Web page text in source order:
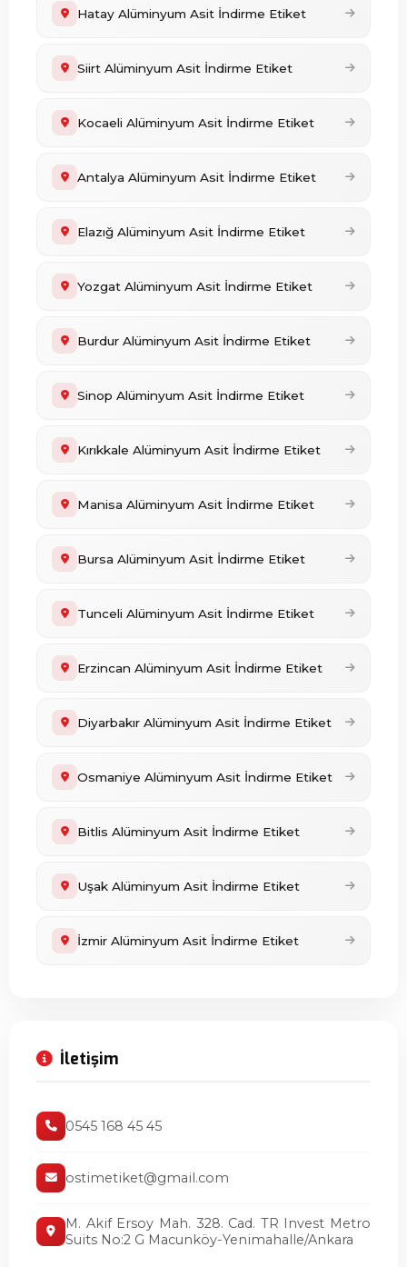
Hatay Alüminyum Asit İndirme Etiket
Siirt Alüminyum Asit İndirme Etiket
Kocaeli Alüminyum Asit İndirme Etiket
Antalya Alüminyum Asit İndirme Etiket
Elazığ Alüminyum Asit İndirme Etiket
Yozgat Alüminyum Asit İndirme Etiket
Burdur Alüminyum Asit İndirme Etiket
Sinop Alüminyum Asit İndirme Etiket
Kırıkkale Alüminyum Asit İndirme Etiket
Manisa Alüminyum Asit İndirme Etiket
Bursa Alüminyum Asit İndirme Etiket
Tunceli Alüminyum Asit İndirme Etiket
Erzincan Alüminyum Asit İndirme Etiket
Diyarbakır Alüminyum Asit İndirme Etiket
Osmaniye Alüminyum Asit İndirme Etiket
Bitlis Alüminyum Asit İndirme Etiket
Uşak Alüminyum Asit İndirme Etiket
İzmir Alüminyum Asit İndirme Etiket
İletişim
0545 168 45 45
ostimetiket@gmail.com
M. Akif Ersoy Mah. 328. Cad. TR Invest Metro
Suits No:2 G Macunköy-Yenimahalle/Ankara